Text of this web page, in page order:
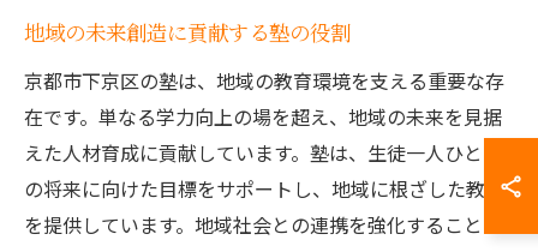
地域の未来創造に貢献する塾の役割
京都市下京区の塾は、地域の教育環境を支える重要な存
在です。単なる学力向上の場を超え、地域の未来を見据
えた人材育成に貢献しています。塾は、生徒一人ひとり
の将来に向けた目標をサポートし、地域に根ざした教育
を提供しています。地域社会との連携を強化すること